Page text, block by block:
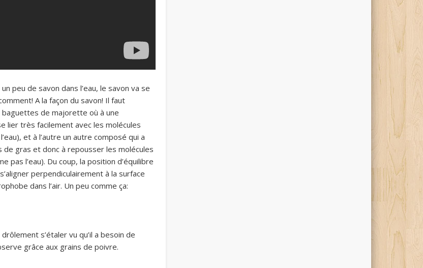
peu de savon dans l’eau, le savon va se
A la façon du savon! Il faut
de majorette où à une
lier très facilement avec les molécules
et à l’autre un autre composé qui a
de gras et donc à repousser les molécules
pas l’eau). Du coup, la position d’équilibre
perpendiculairement à la surface
dans l’air. Un peu comme ça:
s’étaler vu qu’il a besoin de
grâce aux grains de poivre.